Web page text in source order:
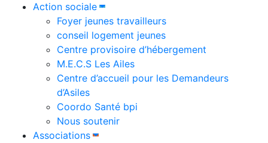
Action sociale
Foyer jeunes travailleurs
conseil logement jeunes
Centre provisoire d’hébergement
M.E.C.S Les Ailes
Centre d’accueil pour les Demandeurs
d’Asiles
Coordo Santé bpi
Nous soutenir
Associations